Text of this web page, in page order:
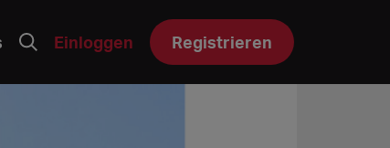
Einloggen Registrieren